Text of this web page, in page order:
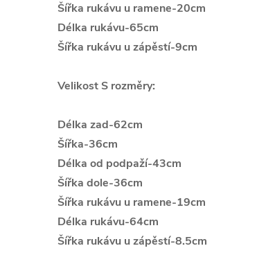
Šířka rukávu u ramene-20cm
Délka rukávu-65cm
Šířka rukávu u zápěstí-9cm
Velikost S rozměry:
Délka zad-62cm
Šířka-36cm
Délka od podpaží-43cm
Šířka dole-36cm
Šířka rukávu u ramene-19cm
Délka rukávu-64cm
Šířka rukávu u zápěstí-8.5cm